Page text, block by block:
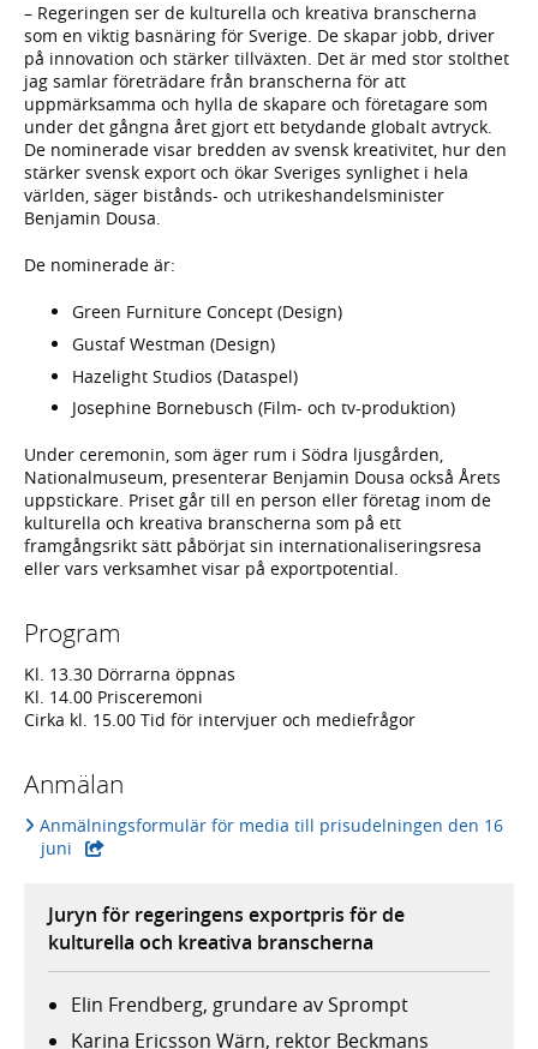
– Regeringen ser de kulturella och kreativa branscherna
som en viktig basnäring för Sverige. De skapar jobb, driver
på innovation och stärker tillväxten. Det är med stor stolthet
jag samlar företrädare från branscherna för att
uppmärksamma och hylla de skapare och företagare som
under det gångna året gjort ett betydande globalt avtryck.
De nominerade visar bredden av svensk kreativitet, hur den
stärker svensk export och ökar Sveriges synlighet i hela
världen, säger bistånds- och utrikeshandelsminister
Benjamin Dousa.
De nominerade är:
Green Furniture Concept (Design)
Gustaf Westman (Design)
Hazelight Studios (Dataspel)
Josephine Bornebusch (Film- och tv-produktion)
Under ceremonin, som äger rum i Södra ljusgården,
Nationalmuseum, presenterar Benjamin Dousa också Årets
uppstickare. Priset går till en person eller företag inom de
kulturella och kreativa branscherna som på ett
framgångsrikt sätt påbörjat sin internationaliseringsresa
eller vars verksamhet visar på exportpotential.
Program
Kl. 13.30 Dörrarna öppnas
Kl. 14.00 Prisceremoni
Cirka kl. 15.00 Tid för intervjuer och mediefrågor
Anmälan
Anmälningsformulär för media till prisudelningen den 16
juni- extern webbplats,
Juryn för regeringens exportpris för de
kulturella och kreativa branscherna
Elin Frendberg, grundare av Sprompt
Karina Ericsson Wärn, rektor Beckmans